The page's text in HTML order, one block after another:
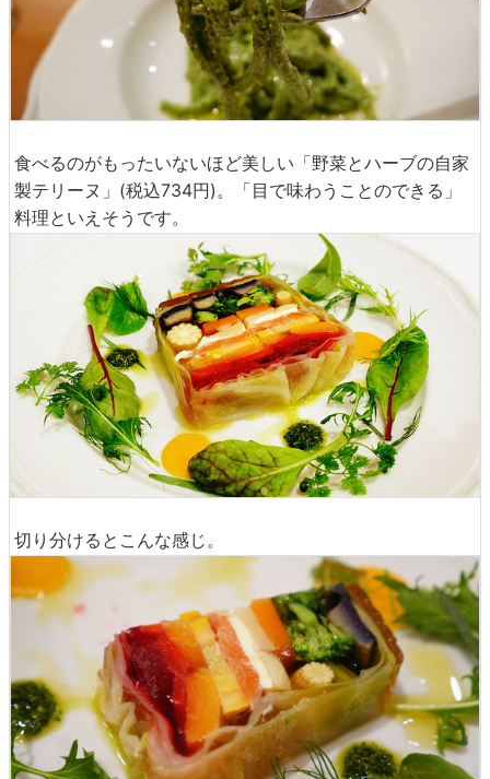
食べるのがもったいないほど美しい「野菜とハーブの自家
製テリーヌ」(税込734円)。「目で味わうことのできる」
料理といえそうです。
切り分けるとこんな感じ。